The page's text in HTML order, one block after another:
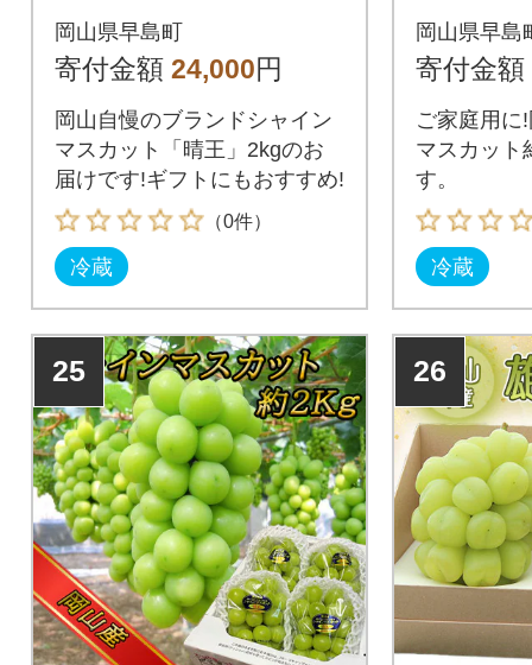
【8月下旬以降順次
発送】
岡山県早島町
寄付金額 24,000円
岡山自慢のブランドシャイン
マスカット「晴王」2kgのお
届けです!ギフトにもおすすめ!
（0件）
冷蔵
山県シ
ット約
岡山県早島
寄付金額
ご家庭用に
マスカット
す。
冷蔵
25 26